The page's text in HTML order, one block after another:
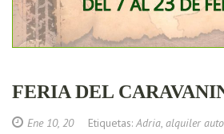
FERIA DEL
Ene 10, 20Etiquetas: Adria, alquiler